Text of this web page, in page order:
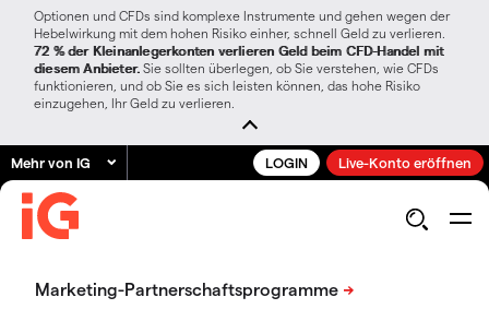
Optionen und CFDs sind komplexe Instrumente und gehen wegen der
Hebelwirkung mit dem hohen Risiko einher, schnell Geld zu verlieren.
72 % der Kleinanlegerkonten verlieren Geld beim CFD-Handel mit
diesem Anbieter. Sie sollten überlegen, ob Sie verstehen, wie CFDs
funktionieren, und ob Sie es sich leisten können, das hohe Risiko
einzugehen, Ihr Geld zu verlieren.
Mehr von IG LOGIN Live-Konto eröffnen